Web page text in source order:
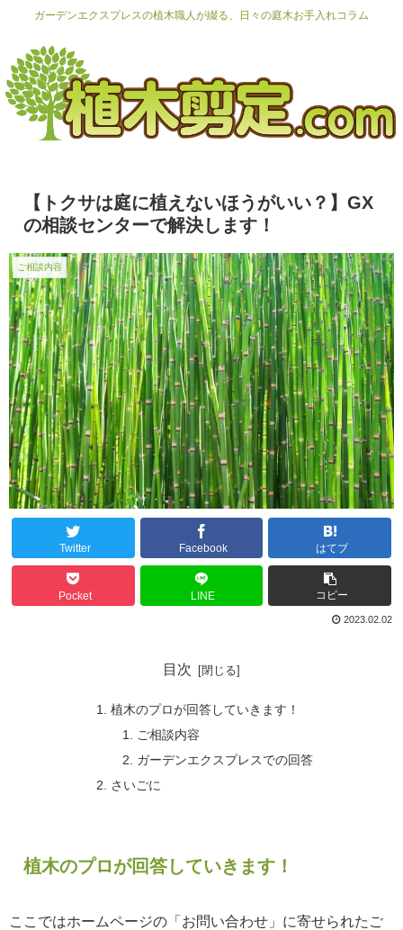
ガーデンエクスプレスの植木職人が綴る、日々の庭木お手入れコラム
【トクサは庭に植えないほうがいい？】GX
の相談センターで解決します！
ご相談内容
Twitter Facebook はてブ
Pocket LINE コピー
2023.02.02
目次
植木のプロが回答していきます！
ご相談内容
ガーデンエクスプレスでの回答
さいごに
植木のプロが回答していきます！
ここではホームページの「お問い合わせ」に寄せられたご